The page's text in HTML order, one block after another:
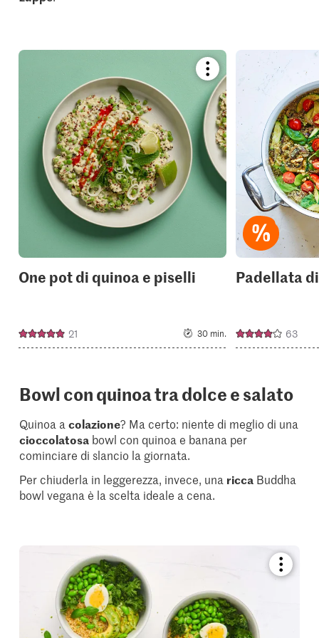
Bookmark
recipe
or
add
your
collections.
One pot di quinoa e piselli
21 30 min.
Padellata
63
Bowl con quinoa tra dolce e salato
Quinoa acolazione? Ma certo: niente di meglio di una
cioccolatosa bowl con quinoa e banana per
cominciare di slancio la giornata.
Per chiuderla in leggerezza, invece, una ricca Buddha
bowl vegana è la scelta ideale a cena.
recipe